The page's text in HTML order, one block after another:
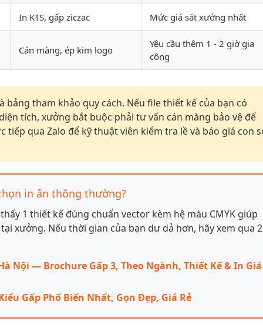
In KTS, gấp ziczac Mức giá sát xưởng nhất
Cán màng, ép kim logo
Yêu cầu thêm 1 - 2 giờ gia
công
bảng tham khảo quy cách. Nếu file thiết kế của bạn có
tích, xưởng bắt buộc phải tư vấn cán màng bảo vệ để
tiếp qua Zalo để kỹ thuật viên kiểm tra lề và báo giá con
in ấn thông thường?
1 thiết kế đúng chuẩn vector kèm hệ màu CMYK giúp
xưởng. Nếu thời gian của bạn dư dả hơn, hãy xem qua 2
Nội — Brochure Gấp 3, Theo Ngành, Thiết Kế & In Giá
Gấp Phổ Biến Nhất, Gọn Đẹp, Giá Rẻ